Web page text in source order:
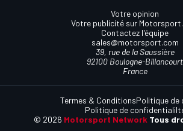
Votre opinion
Votre publicité sur
Contactez l'équipe
sales@motorsport.com
39, rue de la Saussière
92100 Boulogne-Billancourt
France
© 2026 Motorsport Network Tous
Termes & ConditionsPolitique de
Politique de